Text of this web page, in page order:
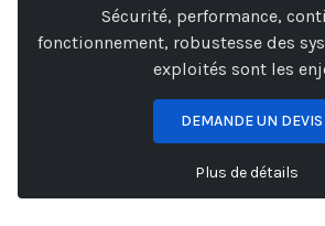
Sécurité, performance,
fonctionnement, robustesse des
exploités sont les
DEMANDE UN DEVIS
Plus de détails